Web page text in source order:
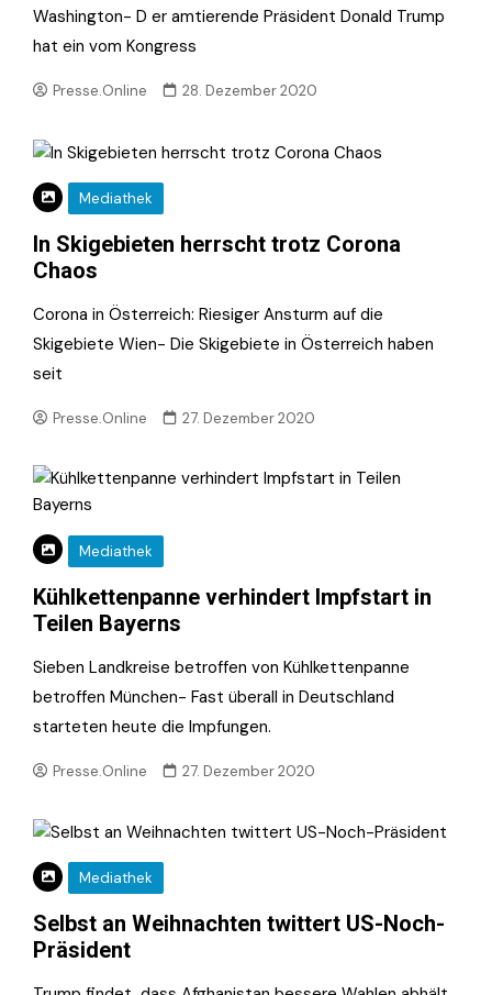
Washington- D er amtierende Präsident Donald Trump
hat ein vom Kongress
Presse.Online 28. Dezember 2020
Mediathek
In Skigebieten herrscht trotz Corona
Chaos
Corona in Österreich: Riesiger Ansturm auf die
Skigebiete Wien- Die Skigebiete in Österreich haben
seit
Presse.Online 27. Dezember 2020
Mediathek
Kühlkettenpanne verhindert Impfstart in
Teilen Bayerns
Sieben Landkreise betroffen von Kühlkettenpanne
betroffen München- Fast überall in Deutschland
starteten heute die Impfungen.
Presse.Online 27. Dezember 2020
Mediathek
Selbst an Weihnachten twittert US-Noch-
Präsident